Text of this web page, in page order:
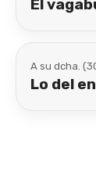
El
A su dcha.
Lo del